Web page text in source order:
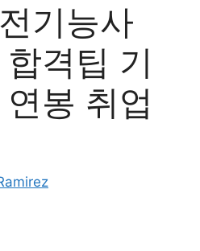
기능사
격팁 기
봉 취업